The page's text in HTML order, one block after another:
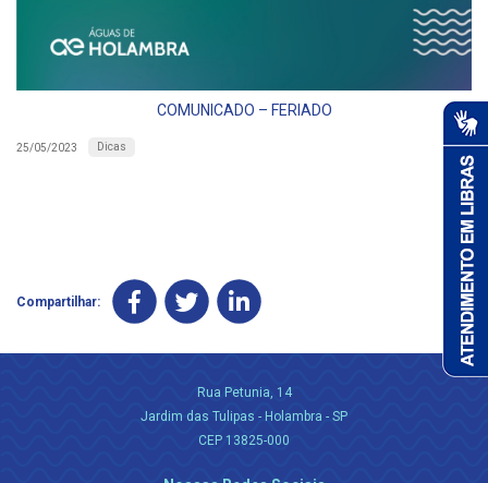
COMUNICADO – FERIADO
25/05/2023 Dicas
Compartilhar:
Rua Petunia, 14
Jardim das Tulipas - Holambra - SP
CEP 13825-000